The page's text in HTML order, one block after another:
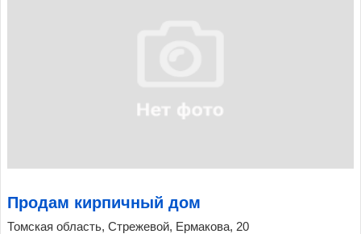
Продам кирпичный дом
Томская область, Стрежевой, Ермакова, 20